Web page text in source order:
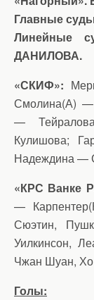
Главные
Линейные
ДАНИЛОВА.
«СКИФ»:
Смолина(А) —
—
Кулишова;
Надеждина —
«КРС Ванке
—
Сюэтин,
Уилкинсон,
Чжан Шуан,
Голы: